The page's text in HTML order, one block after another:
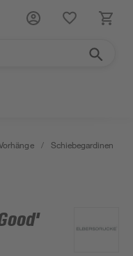
/ Schiebegardinen